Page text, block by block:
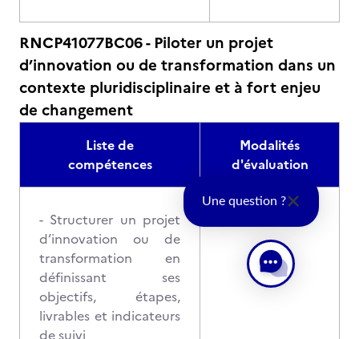
RNCP41077BC06 - Piloter un projet
d’innovation ou de transformation dans un
contexte pluridisciplinaire et à fort enjeu
de changement
Liste de
compétences
Modalités
d'évaluation
- Structurer un projet
d’innovation ou de
transformation en
définissant ses
objectifs, étapes,
livrables et indicateurs
de suivi
Une question ?